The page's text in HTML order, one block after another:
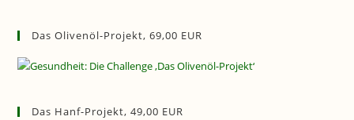
Das Olivenöl-Projekt, 69,00 EUR
Das Hanf-Projekt, 49,00 EUR